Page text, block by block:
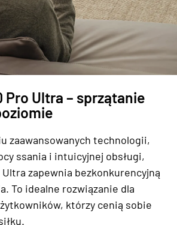
Pro Ultra – sprzątanie
zaawansowanych technologii,
ssania i intuicyjnej obsługi,
zapewnia bezkonkurencyjną
To idealne rozwiązanie dla
którzy cenią sobie